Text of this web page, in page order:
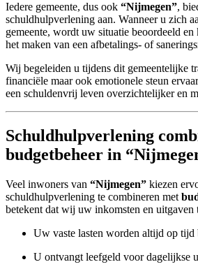
Iedere gemeente, dus ook “Nijmegen”,
schuldhulpverlening aan. Wanneer u zich
gemeente, wordt uw situatie beoordeeld
het maken van een afbetalings- of
Wij begeleiden u tijdens dit gemeentelijke
financiële maar ook emotionele steun
een schuldenvrij leven overzichtelijker en
Schuldhulpverlening
budgetbeheer in
Veel inwoners van “Nijmegen” kiezen
schuldhulpverlening te combineren met
betekent dat wij uw inkomsten en uitgaven
Uw vaste lasten worden altijd op tijd
U ontvangt leefgeld voor dagelijkse